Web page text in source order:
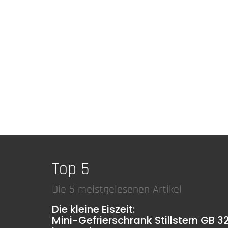
Top 5
Die 5 meistgelesenen Artikel
Die kleine Eiszeit:
Mini-Gefrierschrank Stillstern GB